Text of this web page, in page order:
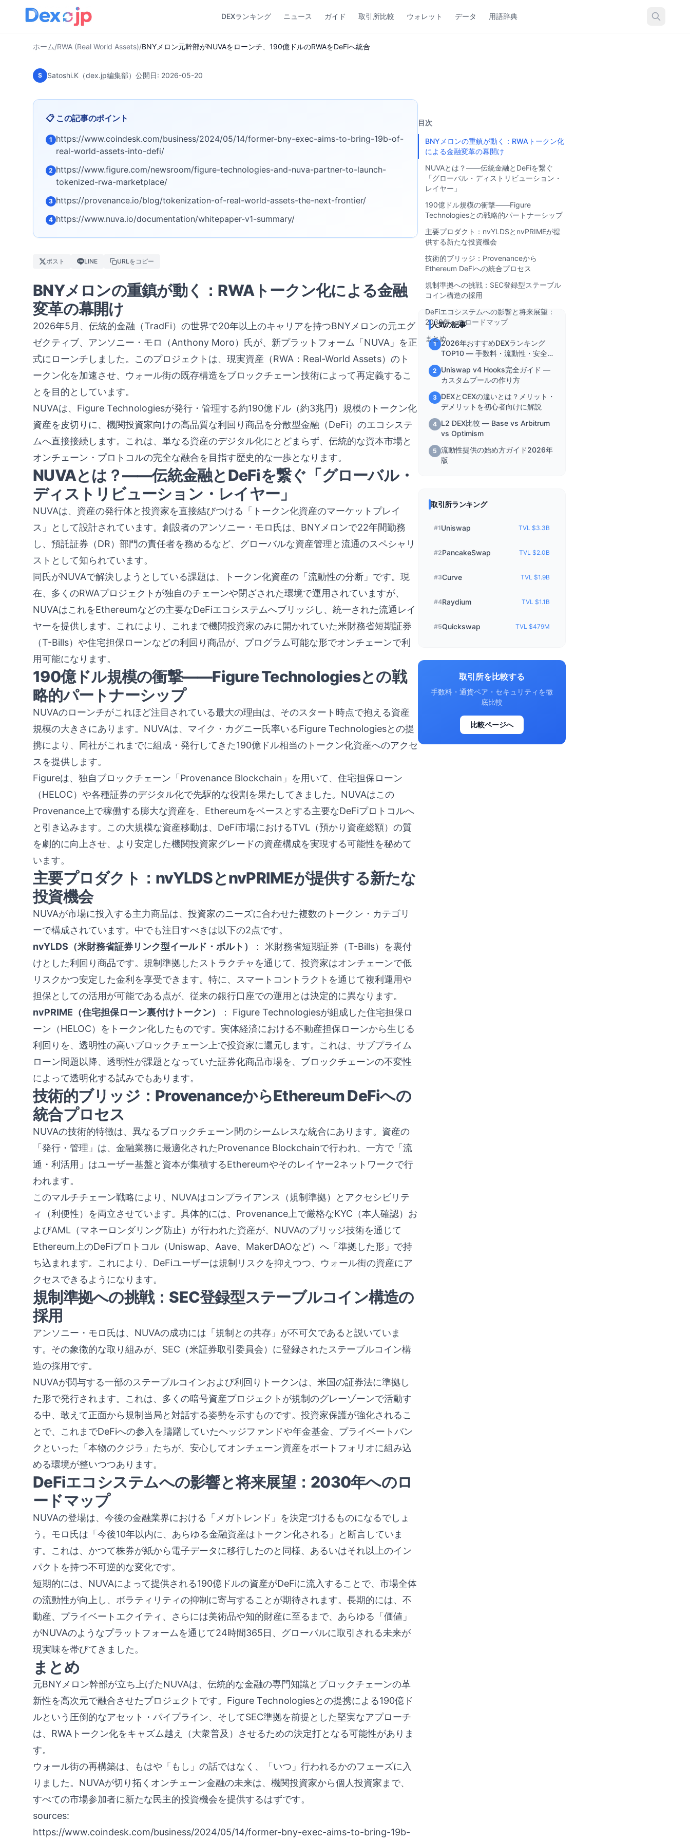
DEXランキング ニュース ガイド 取引所比較 ウォレット データ 用語辞典
ホーム/RWA (Real World Assets)/BNYメロン元幹部がNUVAをローンチ、190億ドルのRWAをDeFiへ統合
をDeFiへ統合
S Satoshi.K（dex.jp編集部） 公開日: 2026-05-20
📋 この記事のポイント
1 https://www.coindesk.com/business/2024/05/14/former-bny-exec-aims-to-bring-19b-of-
real-world-assets-into-defi/
2 https://www.figure.com/newsroom/figure-technologies-and-nuva-partner-to-launch-
tokenized-rwa-marketplace/
3 https://provenance.io/blog/tokenization-of-real-world-assets-the-next-frontier/
4 https://www.nuva.io/documentation/whitepaper-v1-summary/
ポスト LINE URLをコピー
BNYメロンの重鎮が動く：RWAトークン化による金融
変革の幕開け
2026年5月、伝統的金融（TradFi）の世界で20年以上のキャリアを持つBNYメロンの元エグ
ゼクティブ、アンソニー・モロ（Anthony Moro）氏が、新プラットフォーム「NUVA」を正
式にローンチしました。このプロジェクトは、現実資産（RWA：Real-World Assets）のト
ークン化を加速させ、ウォール街の既存構造をブロックチェーン技術によって再定義するこ
とを目的としています。
NUVAは、Figure Technologiesが発行・管理する約190億ドル（約3兆円）規模のトークン化
資産を皮切りに、機関投資家向けの高品質な利回り商品を分散型金融（DeFi）のエコシステ
ムへ直接接続します。これは、単なる資産のデジタル化にとどまらず、伝統的な資本市場と
オンチェーン・プロトコルの完全な融合を目指す歴史的な一歩となります。
NUVAとは？——伝統金融とDeFiを繋ぐ「グローバル・
ディストリビューション・レイヤー」
NUVAは、資産の発行体と投資家を直接結びつける「トークン化資産のマーケットプレイ
ス」として設計されています。創設者のアンソニー・モロ氏は、BNYメロンで22年間勤務
し、預託証券（DR）部門の責任者を務めるなど、グローバルな資産管理と流通のスペシャリ
ストとして知られています。
同氏がNUVAで解決しようとしている課題は、トークン化資産の「流動性の分断」です。現
在、多くのRWAプロジェクトが独自のチェーンや閉ざされた環境で運用されていますが、
NUVAはこれをEthereumなどの主要なDeFiエコシステムへブリッジし、統一された流通レイ
ヤーを提供します。これにより、これまで機関投資家のみに開かれていた米財務省短期証券
（T-Bills）や住宅担保ローンなどの利回り商品が、プログラム可能な形でオンチェーンで利
用可能になります。
190億ドル規模の衝撃——Figure Technologiesとの戦
略的パートナーシップ
NUVAのローンチがこれほど注目されている最大の理由は、そのスタート時点で抱える資産
規模の大きさにあります。NUVAは、マイク・カグニー氏率いるFigure Technologiesとの提
携により、同社がこれまでに組成・発行してきた190億ドル相当のトークン化資産へのアクセ
スを提供します。
Figureは、独自ブロックチェーン「Provenance Blockchain」を用いて、住宅担保ローン
（HELOC）や各種証券のデジタル化で先駆的な役割を果たしてきました。NUVAはこの
Provenance上で稼働する膨大な資産を、Ethereumをベースとする主要なDeFiプロトコルへ
と引き込みます。この大規模な資産移動は、DeFi市場におけるTVL（預かり資産総額）の質
を劇的に向上させ、より安定した機関投資家グレードの資産構成を実現する可能性を秘めて
います。
主要プロダクト：nvYLDSとnvPRIMEが提供する新たな
投資機会
NUVAが市場に投入する主力商品は、投資家のニーズに合わせた複数のトークン・カテゴリ
ーで構成されています。中でも注目すべきは以下の2点です。
nvYLDS（米財務省証券リンク型イールド・ボルト）
： 米財務省短期証券（T-Bills）を裏付
けとした利回り商品です。規制準拠したストラクチャを通じて、投資家はオンチェーンで低
リスクかつ安定した金利を享受できます。特に、スマートコントラクトを通じて複利運用や
担保としての活用が可能である点が、従来の銀行口座での運用とは決定的に異なります。
nvPRIME（住宅担保ローン裏付けトークン）
： Figure Technologiesが組成した住宅担保ロ
ーン（HELOC）をトークン化したものです。実体経済における不動産担保ローンから生じる
利回りを、透明性の高いブロックチェーン上で投資家に還元します。これは、サブプライム
ローン問題以降、透明性が課題となっていた証券化商品市場を、ブロックチェーンの不変性
によって透明化する試みでもあります。
技術的ブリッジ：ProvenanceからEthereum DeFiへの
統合プロセス
NUVAの技術的特徴は、異なるブロックチェーン間のシームレスな統合にあります。資産の
「発行・管理」は、金融業務に最適化されたProvenance Blockchainで行われ、一方で「流
通・利活用」はユーザー基盤と資本が集積するEthereumやそのレイヤー2ネットワークで行
われます。
このマルチチェーン戦略により、NUVAはコンプライアンス（規制準拠）とアクセシビリテ
ィ（利便性）を両立させています。具体的には、Provenance上で厳格なKYC（本人確認）お
よびAML（マネーロンダリング防止）が行われた資産が、NUVAのブリッジ技術を通じて
Ethereum上のDeFiプロトコル（Uniswap、Aave、MakerDAOなど）へ「準拠した形」で持
ち込まれます。これにより、DeFiユーザーは規制リスクを抑えつつ、ウォール街の資産にア
クセスできるようになります。
規制準拠への挑戦：SEC登録型ステーブルコイン構造の
採用
アンソニー・モロ氏は、NUVAの成功には「規制との共存」が不可欠であると説いていま
す。その象徴的な取り組みが、SEC（米証券取引委員会）に登録されたステーブルコイン構
造の採用です。
NUVAが関与する一部のステーブルコインおよび利回りトークンは、米国の証券法に準拠し
た形で発行されます。これは、多くの暗号資産プロジェクトが規制のグレーゾーンで活動す
る中、敢えて正面から規制当局と対話する姿勢を示すものです。投資家保護が強化されるこ
とで、これまでDeFiへの参入を躊躇していたヘッジファンドや年金基金、プライベートバン
クといった「本物のクジラ」たちが、安心してオンチェーン資産をポートフォリオに組み込
める環境が整いつつあります。
DeFiエコシステムへの影響と将来展望：2030年へのロ
ードマップ
NUVAの登場は、今後の金融業界における「メガトレンド」を決定づけるものになるでしょ
う。モロ氏は「今後10年以内に、あらゆる金融資産はトークン化される」と断言していま
す。これは、かつて株券が紙から電子データに移行したのと同様、あるいはそれ以上のイン
パクトを持つ不可逆的な変化です。
短期的には、NUVAによって提供される190億ドルの資産がDeFiに流入することで、市場全体
の流動性が向上し、ボラティリティの抑制に寄与することが期待されます。長期的には、不
動産、プライベートエクイティ、さらには美術品や知的財産に至るまで、あらゆる「価値」
がNUVAのようなプラットフォームを通じて24時間365日、グローバルに取引される未来が
現実味を帯びてきました。
まとめ
元BNYメロン幹部が立ち上げたNUVAは、伝統的な金融の専門知識とブロックチェーンの革
新性を高次元で融合させたプロジェクトです。Figure Technologiesとの提携による190億ド
ルという圧倒的なアセット・パイプライン、そしてSEC準拠を前提とした堅実なアプローチ
は、RWAトークン化をキャズム越え（大衆普及）させるための決定打となる可能性がありま
す。
ウォール街の再構築は、もはや「もし」の話ではなく、「いつ」行われるかのフェーズに入
りました。NUVAが切り拓くオンチェーン金融の未来は、機関投資家から個人投資家まで、
すべての市場参加者に新たな民主的投資機会を提供するはずです。
sources:
https://www.coindesk.com/business/2024/05/14/former-bny-exec-aims-to-bring-19b-
目次
BNYメロンの重鎮が動く：RWAトークン化
による金融変革の幕開け
NUVAとは？——伝統金融とDeFiを繋ぐ
「グローバル・ディストリビューション・
レイヤー」
190億ドル規模の衝撃——Figure
Technologiesとの戦略的パートナーシップ
主要プロダクト：nvYLDSとnvPRIMEが提
供する新たな投資機会
技術的ブリッジ：Provenanceから
Ethereum DeFiへの統合プロセス
規制準拠への挑戦：SEC登録型ステーブル
コイン構造の採用
DeFiエコシステムへの影響と将来展望：
2030年へのロードマップ
まとめ
人気の記事
1 2026年おすすめDEXランキング
TOP10 — 手数料・流動性・安全性
2
Uniswap v4 Hooks完全ガイド —
カスタムプールの作り方
3 DEXとCEXの違いとは？メリット・
デメリットを初心者向けに解説
4 L2 DEX比較 — Base vs Arbitrum
vs Optimism
5 流動性提供の始め方ガイド2026年
版
取引所ランキング
#1Uniswap TVL $3.3B
#2PancakeSwap TVL $2.0B
#3Curve TVL $1.9B
#4Raydium TVL $1.1B
#5Quickswap TVL $479M
取引所を比較する
手数料・通貨ペア・セキュリティを徹
底比較
比較ページへ